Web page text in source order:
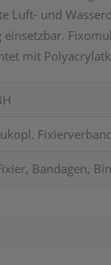
und
mit
Bandagen,